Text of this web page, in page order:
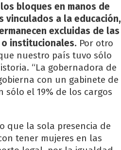
bloques en manos de
vinculados a la educación,
excluidas de las
o institucionales. Por otro
nuestro país tuvo sólo
“La gobernadora de
con un gabinete de
sólo el 19% de los cargos
que la sola presencia de
tener mujeres en las